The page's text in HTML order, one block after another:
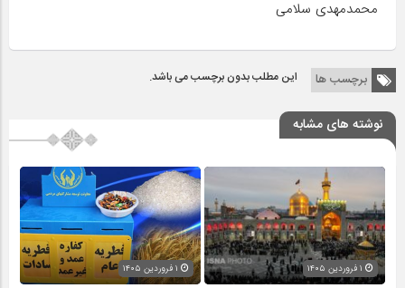
محمدمهدی سلامی
برچسب ها این مطلب بدون برچسب می باشد.
نوشته های مشابه